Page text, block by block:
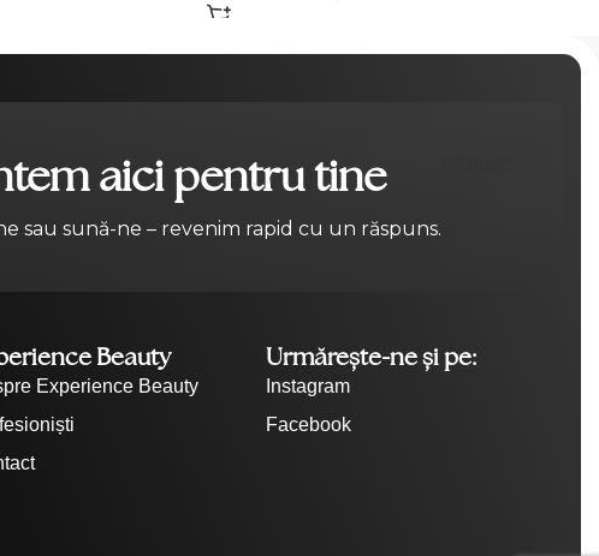
aici pentru tine
sau sună-ne – revenim rapid cu un răspuns.
Beauty
Experience Beauty
Urmărește-ne și pe:
Instagram
Facebook